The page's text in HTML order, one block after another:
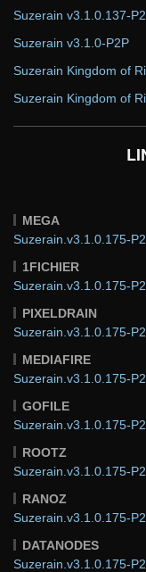
Suzerain v3.1.0.137-
Suzerain v3.1.0-P2P
Suzerain Kingdom of
Suzerain Kingdom of
MEGA
Suzerain.v3.1.0.175-
1FICHIER
Suzerain.v3.1.0.175-
PIXELDRAIN
Suzerain.v3.1.0.175-
MEDIAFIRE
Suzerain.v3.1.0.175-
GOFILE
Suzerain.v3.1.0.175-
ROOTZ
Suzerain.v3.1.0.175-
RANOZ
Suzerain.v3.1.0.175-
DATANODES
Suzerain.v3.1.0.175-